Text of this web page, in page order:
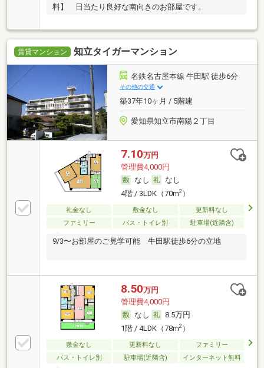
料】 日当たり良好な南向きのお部屋です。
賃貸マンション 知立タイガーマンション
名鉄名古屋本線 牛田駅 徒歩6分
その他の交通
築37年10ヶ月 / 5階建
愛知県知立市南陽２丁目
7.10万円
管理費4,000円
なし
なし
4階 / 3LDK（70m2）
礼金なし 敷金なし
更新料なし
ファミリー
バス・トイレ別 駐車場(近隣含)
9/3〜お部屋のご見学可能 牛田駅徒歩6分の立地
8.50万円
管理費4,000円
なし
8.5万円
1階 / 4LDK（78m2）
敷金なし 更新料なし
ファミリー
バス・トイレ別
駐車場(近隣含) インターネット無料